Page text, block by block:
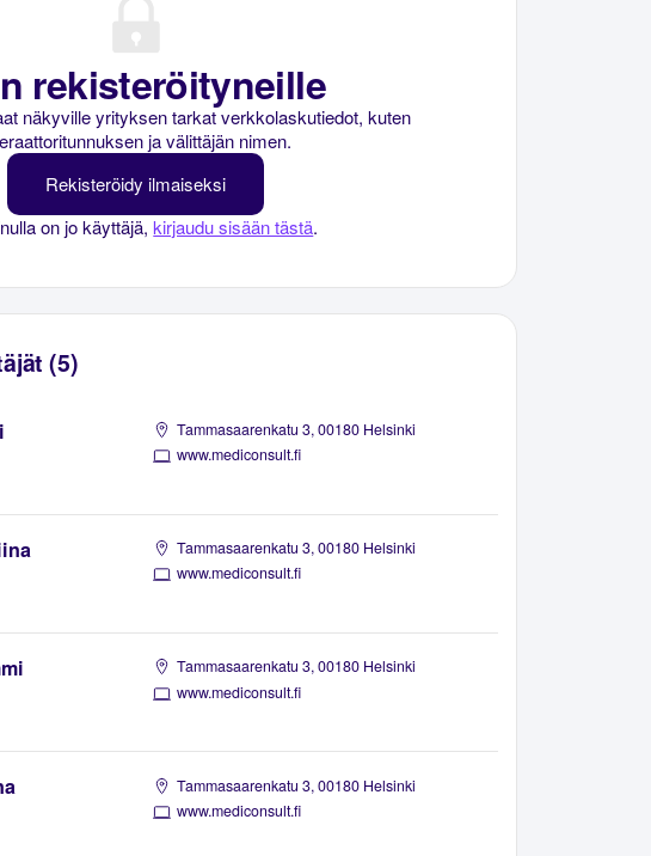
rekisteröityneille
näkyville yrityksen tarkat verkkolaskutiedot, kuten
ja välittäjän nimen.
Rekisteröidy ilmaiseksi
on jo käyttäjä,kirjaudu sisään tästä.
(5)
Tammasaarenkatu 3, 00180 Helsinki
www.mediconsult.fi
Tammasaarenkatu 3, 00180 Helsinki
www.mediconsult.fi
Tammasaarenkatu 3, 00180 Helsinki
www.mediconsult.fi
Tammasaarenkatu 3, 00180 Helsinki
www.mediconsult.fi